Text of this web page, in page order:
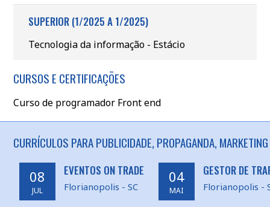
SUPERIOR (1/2025 A 1/2025)
Tecnologia da informação - Estácio
CURSOS E CERTIFICAÇÕES
Curso de programador Front end
CURRÍCULOS PARA PUBLICIDADE, PROPAGANDA,
08
JUL
EVENTOS ON TRADE
Florianopolis - SC
04
MAI
GESTOR DE
Florianopolis -